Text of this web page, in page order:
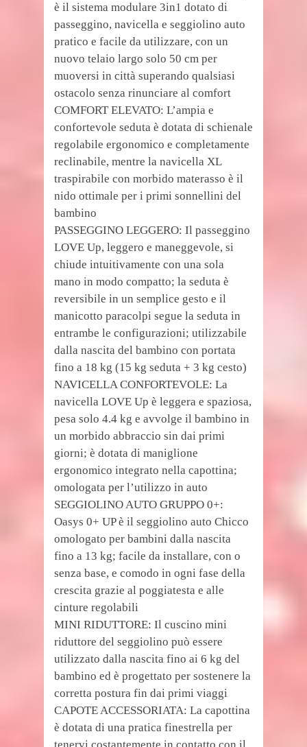
è il sistema modulare 3in1 dotato di
passeggino, navicella e seggiolino auto
pratico e facile da utilizzare, con un
nuovo telaio largo solo 50 cm per
muoversi in città superando qualsiasi
ostacolo senza rinunciare al comfort
COMFORT ELEVATO: L’ampia e
confortevole seduta è dotata di schienale
regolabile ergonomico e completamente
reclinabile, mentre la navicella XL
traspirabile con morbido materasso è il
nido ottimale per i primi sonnellini del
bambino
PASSEGGINO LEGGERO: Il passeggino
LOVE Up, leggero e maneggevole, si
chiude intuitivamente con una sola
mano in modo compatto; la seduta è
reversibile in un semplice gesto e il
manicotto paracolpi segue la seduta in
entrambe le configurazioni; utilizzabile
dalla nascita del bambino con portata
fino a 18 kg (15 kg seduta + 3 kg cesto)
NAVICELLA CONFORTEVOLE: La
navicella LOVE Up è leggera e spaziosa,
pesa solo 4.4 kg e avvolge il bambino in
un morbido abbraccio sin dai primi
giorni; è dotata di maniglione
ergonomico integrato nella capottina;
omologata per l’utilizzo in auto
SEGGIOLINO AUTO GRUPPO 0+:
Oasys 0+ UP è il seggiolino auto Chicco
omologato per bambini dalla nascita
fino a 13 kg; facile da installare, con o
senza base, e comodo in ogni fase della
crescita grazie al poggiatesta e alle
cinture regolabili
MINI RIDUTTORE: Il cuscino mini
riduttore del seggiolino può essere
utilizzato dalla nascita fino ai 6 kg del
bambino ed è progettato per sostenere la
corretta postura fin dai primi viaggi
CAPOTE ACCESSORIATA: La capottina
è dotata di una pratica finestrella per